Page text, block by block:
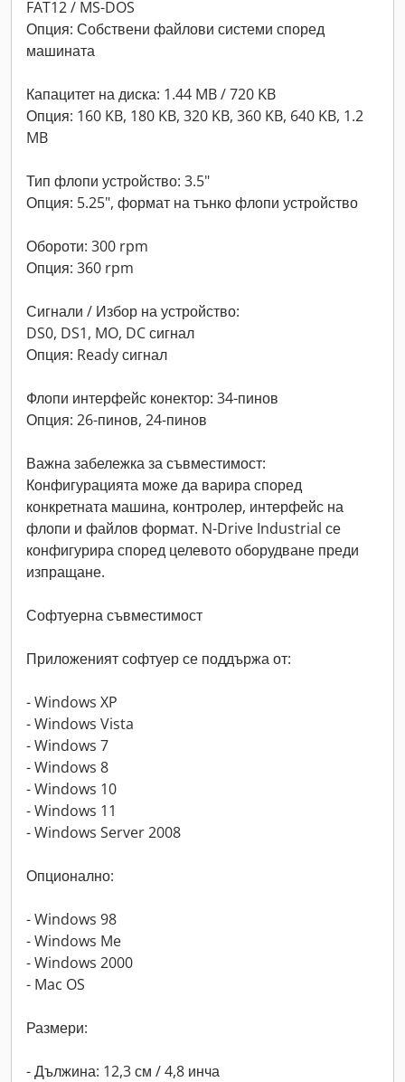
FAT12 / MS-DOS
Опция: Собствени файлови системи според
машината
Капацитет на диска: 1.44 MB / 720 KB
Опция: 160 KB, 180 KB, 320 KB, 360 KB, 640 KB, 1.2
MB
Тип флопи устройство: 3.5"
Опция: 5.25", формат на тънко флопи устройство
Обороти: 300 rpm
Опция: 360 rpm
Сигнали / Избор на устройство:
DS0, DS1, MO, DC сигнал
Опция: Ready сигнал
Флопи интерфейс конектор: 34-пинов
Опция: 26-пинов, 24-пинов
Важна забележка за съвместимост:
Конфигурацията може да варира според
конкретната машина, контролер, интерфейс на
флопи и файлов формат. N-Drive Industrial се
конфигурира според целевото оборудване преди
изпращане.
Софтуерна съвместимост
Приложеният софтуер се поддържа от:
- Windows XP
- Windows Vista
- Windows 7
- Windows 8
- Windows 10
- Windows 11
- Windows Server 2008
Опционално:
- Windows 98
- Windows Me
- Windows 2000
- Mac OS
Размери:
- Дължина: 12,3 см / 4,8 инча